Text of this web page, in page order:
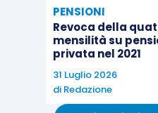
PENSIONI
Revoca della
mensilità su
privata nel 2021
31 Luglio 2026
di Redazione